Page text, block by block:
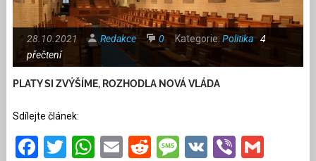
28.10.2021 Redakce 0 Kategorie: Politika
4
přečtení
PLATY SI ZVÝŠÍME, ROZHODLA NOVÁ VLÁDA
Sdílejte článek:
Facebook
Twitter
WhatsApp
EmailRedditMessage
VKViber